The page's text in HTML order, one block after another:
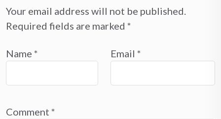
Your email address will not be published.
Required fields are marked *
Name * Email *
Comment *